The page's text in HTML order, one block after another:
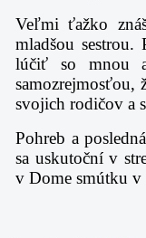
Veľmi ťažko
mladšou sestrou.
lúčiť so mnou
samozrejmosťou,
svojich rodičov a
Pohreb a
sa uskutoční v
v Dome smútku v